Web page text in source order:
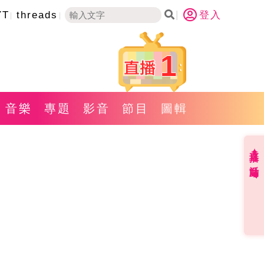
threads 登入
1
音樂 專題 影音 節目 圖輯
直播✦活動